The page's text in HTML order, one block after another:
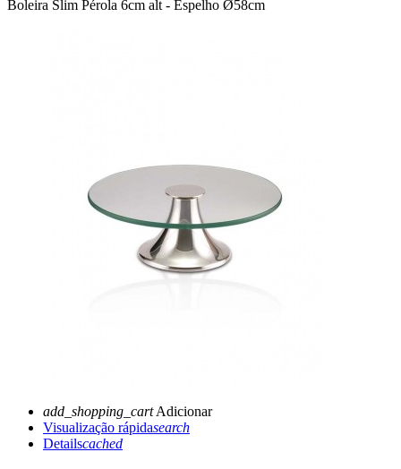
Boleira Slim Pérola 6cm alt - Espelho Ø58cm
add_shopping_cartAdicionar
Visualização rápidasearch
Detailscached